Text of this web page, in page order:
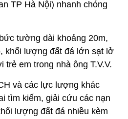
TP Hà Nội) nhanh chóng
tường dài khoảng 20m,
khối lượng đất đá lớn sạt lở
trẻ em trong nhà ông T.V.V.
và các lực lượng khác
tìm kiếm, giải cứu các nạn
lượng đất đá nhiều kèm